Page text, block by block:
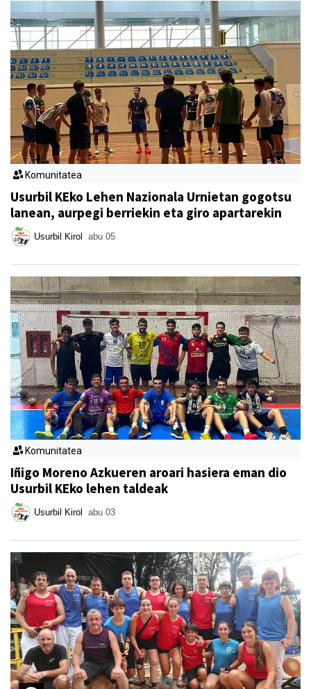
Komunitatea
Usurbil KEko Lehen Nazionala Urnietan gogotsu
lanean, aurpegi berriekin eta giro apartarekin
Usurbil Kirol abu 05
Komunitatea
Iñigo Moreno Azkueren aroari hasiera eman dio
Usurbil KEko lehen taldeak
Usurbil Kirol abu 03